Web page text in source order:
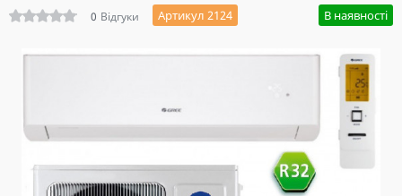
0 Відгуки Артикул 2124 В наявності